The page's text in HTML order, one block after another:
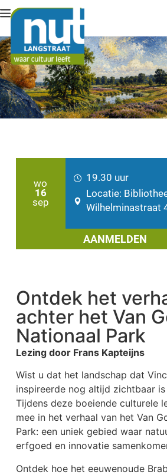
Lid worden
Ontdek het
achter het Van
Nationaal Park
Lezing door Frans Kapteijns
Wist u dat het landschap dat
inspireerde nog altijd zichtbaar is
Tijdens deze boeiende culturele
mee in het verhaal van het Van
Park: een uniek gebied waar
erfgoed en innovatie
Ontdek hoe het eeuwenoude
wo
16
sep
19.30 uur
Locatie:
Wilhelminastraat
AANMELDEN